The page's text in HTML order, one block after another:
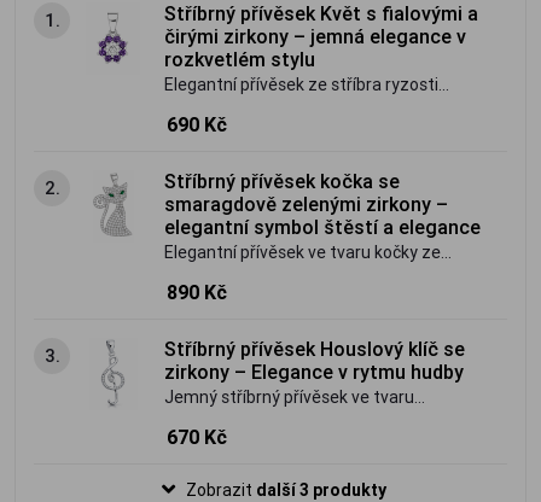
1.
Stříbrný přívěsek Květ s fialovými a
čirými zirkony – jemná elegance v
rozkvetlém stylu
Elegantní přívěsek ze stříbra ryzosti
925/1000 zdobí zářivý čirý zirkon
jemností, krásným třpytem a
romantickým květinovým motivem.
690 Kč
2.
Stříbrný přívěsek kočka se
smaragdově zelenými zirkony –
elegantní symbol štěstí a elegance
Elegantní přívěsek ve tvaru kočky ze
stříbra ryzosti 925/1000 je bohatě
v očích. Nadčasový šperk, který zaujme
svým třpytem i originálním designem.
890 Kč
3.
Stříbrný přívěsek Houslový klíč se
zirkony – Elegance v rytmu hudby
Jemný stříbrný přívěsek ve tvaru
houslového klíče zdobený třpytivými
a harmonie, vyrobený ze stříbra ryzosti
670 Kč
Zobrazit další 3 produkty